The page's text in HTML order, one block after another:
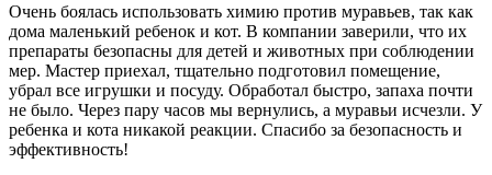
Очень боялась использовать химию против муравьев, так как
дома маленький ребенок и кот. В компании заверили, что их
препараты безопасны для детей и животных при соблюдении
мер. Мастер приехал, тщательно подготовил помещение,
убрал все игрушки и посуду. Обработал быстро, запаха почти
не было. Через пару часов мы вернулись, а муравьи исчезли. У
ребенка и кота никакой реакции. Спасибо за безопасность и
эффективность!